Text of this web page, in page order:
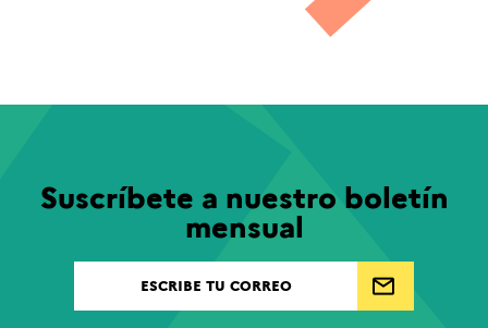
Suscríbete a nuestro boletín
mensual